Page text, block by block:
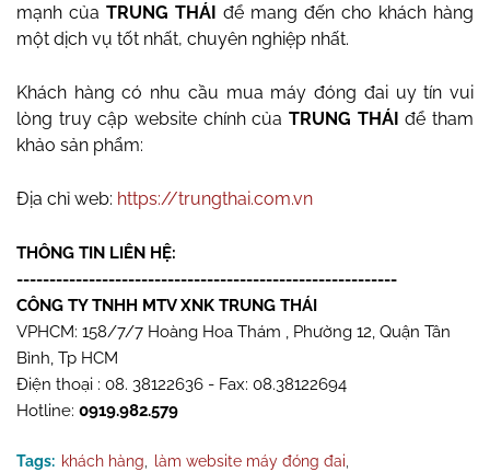
mạnh của TRUNG THÁI để mang đến cho khách hàng
một dịch vụ tốt nhất, chuyên nghiệp nhất.
Khách hàng có nhu cầu mua máy đóng đai uy tín vui
lòng truy cập website chính của TRUNG THÁI để tham
khảo sản phẩm:
Địa chỉ web: https://trungthai.com.vn
THÔNG TIN LIÊN HỆ:
----------------------------------------------------------
CÔNG TY TNHH MTV XNK TRUNG THÁI
VPHCM: 158/7/7 Hoàng Hoa Thám , Phường 12, Quận Tân
Bình, Tp HCM
Điện thoại : 08. 38122636 - Fax: 08.38122694
Hotline: 0919.982.579
Tags: khách hàng
làm website máy đóng đai